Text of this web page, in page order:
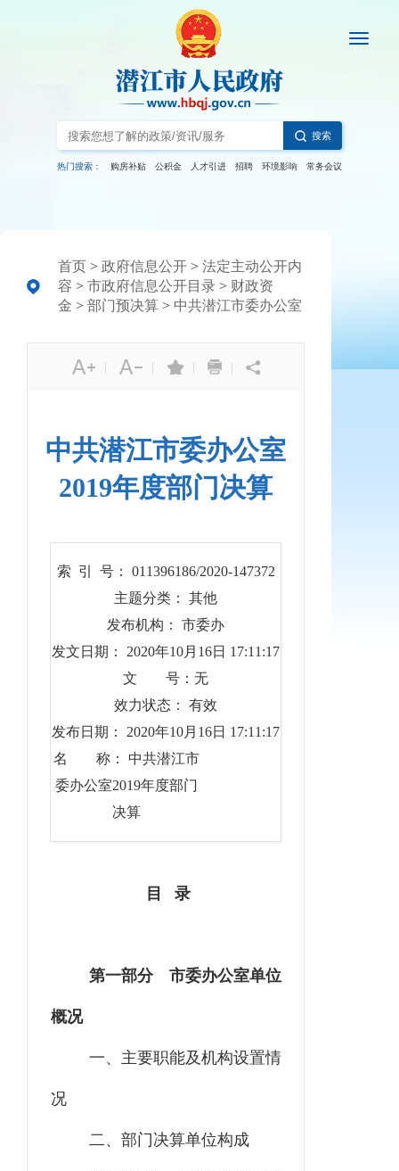
搜索
热门搜索： 购房补贴 公积金 人才引进 招聘 环境影响 常务会议
首页 > 政府信息公开 > 法定主动公开内
容 > 市政府信息公开目录 > 财政资
金 > 部门预决算 > 中共潜江市委办公室
| | | |
中共潜江市委办公室
2019年度部门决算
索 引 号： 011396186/2020-147372
主题分类： 其他
发布机构： 市委办
发文日期： 2020年10月16日 17:11:17
文 号：无
效力状态： 有效
发布日期： 2020年10月16日 17:11:17
名 称： 中共潜江市
委办公室2019年度部门
决算
目 录
第一部分市委办公室单位
概况
一、 主要职能及机构设置情
况
二、部门决算单位构成